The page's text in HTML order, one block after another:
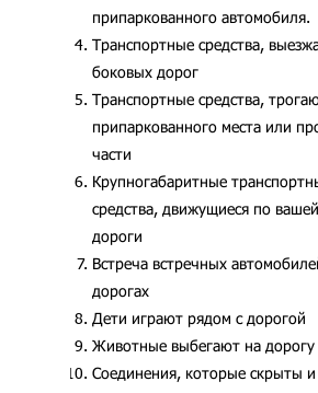
припаркованного автомобиля.
Транспортные средства,
боковых дорог
Транспортные средства,
припаркованного места или
части
Крупногабаритные
средства, движущиеся по
дороги
Встреча встречных
дорогах
Дети играют рядом с дорогой
Животные выбегают на дорогу
Соединения, которые скрыты